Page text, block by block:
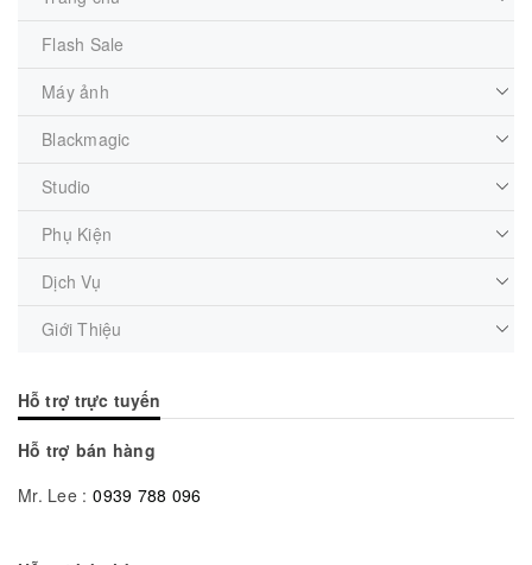
Flash Sale
Máy ảnh
Blackmagic
Studio
Phụ Kiện
Dịch Vụ
Giới Thiệu
Hỗ trợ trực tuyến
Hỗ trợ bán hàng
Mr. Lee : 0939 788 096